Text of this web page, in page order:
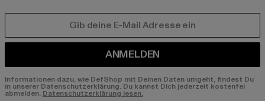
ANMELDEN
Informationen dazu, wie DefShop mit Deinen Daten umgeht, findest Du
in unserer Datenschutzerklärung. Du kannst Dich jederzeit kostenfei
abmelden. Datenschutzerklärung lesen.